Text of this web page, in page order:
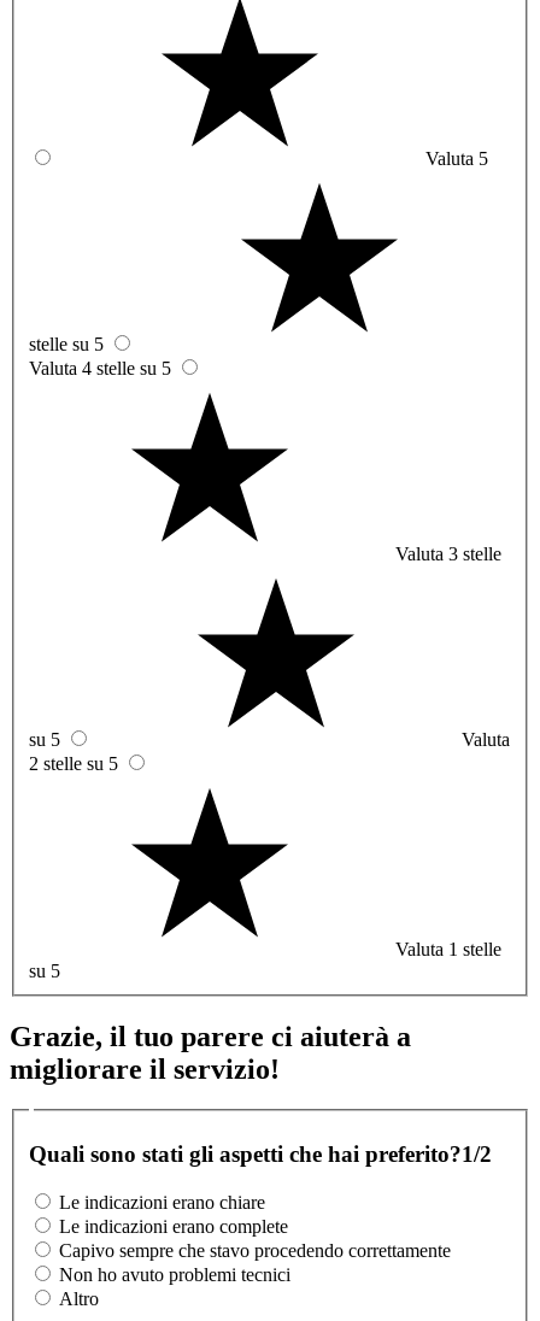
Valuta 5
stelle su 5
Valuta 4 stelle su 5
Valuta 3 stelle
su 5
Valuta
2 stelle su 5
Valuta 1 stelle
su 5
Grazie, il tuo parere ci aiuterà a
migliorare il servizio!
Quali sono stati gli aspetti che hai preferito?1/2
Le indicazioni erano chiare
Le indicazioni erano complete
Capivo sempre che stavo procedendo correttamente
Non ho avuto problemi tecnici
Altro